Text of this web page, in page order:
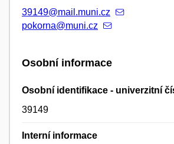
39149@mail.muni.cz
pokorna@muni.cz
Osobní informace
Osobní identifikace - univerzitní
39149
Interní informace